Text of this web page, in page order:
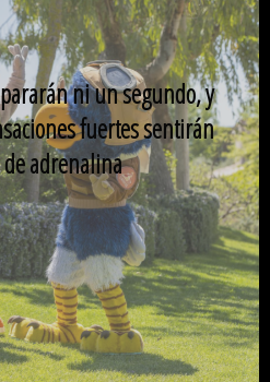
ni un segundo, y
fuertes sentirán
adrenalina